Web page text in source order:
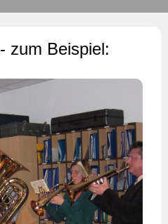
- zum Beispiel: